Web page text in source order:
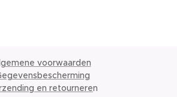
voorwaarden
en retourneren